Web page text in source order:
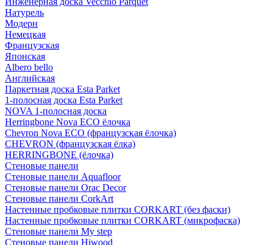
Натурель
Модерн
Немецкая
Французская
Японская
Albero bello
Английская
Паркетная доска Esta Parket
1-полосная доска Esta Parket
NOVA 1-полосная доска
Herringbone Nova ECO ёлочка
Chevron Nova ECO (французская ёлочка)
CHEVRON (французская ёлка)
HERRINGBONE (ёлочка)
Стеновые панели
Стеновые панели Aquafloor
Стеновые панели Orac Decor
Стеновые панели CorkArt
Настенные пробковые плитки CORKART (без фаски)
Настенные пробковые плитки CORKART (микрофаска)
Стеновые панели My step
Стеновые панели Hiwood